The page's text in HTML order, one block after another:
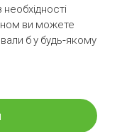
ви можете
б у будь-якому